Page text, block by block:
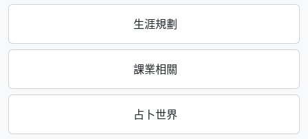
生涯規劃
課業相關
占卜世界